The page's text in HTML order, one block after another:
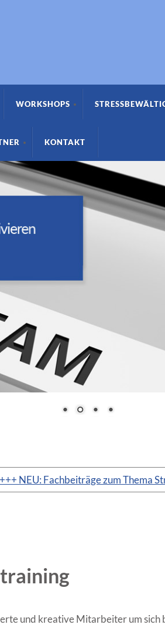
WORKSHOPS
KONTAKT
Fachbeiträge zum Thema Stress,
und kreative Mitarbeiter um sich